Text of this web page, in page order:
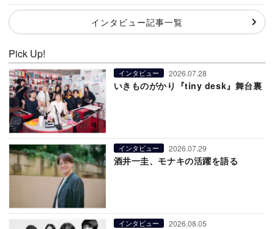
インタビュー記事一覧
Pick Up!
インタビュー 2026.07.28
いきものがかり『tiny desk』舞台裏
インタビュー 2026.07.29
酒井一圭、モナキの活躍を語る
インタビュー 2026.08.05